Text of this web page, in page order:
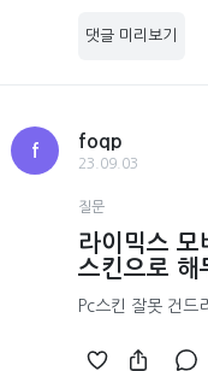
댓글 미리보기
f
foqp
23.09.03
질문
라이믹스 모
스킨으로 해
Pc스킨 잘못 건드